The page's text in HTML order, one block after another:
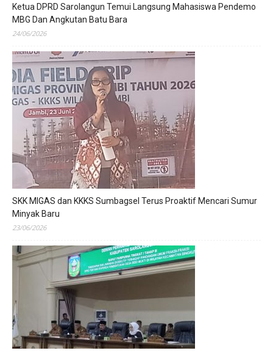
Ketua DPRD Sarolangun Temui Langsung Mahasiswa Pendemo
MBG Dan Angkutan Batu Bara
24/06/2026
SKK MIGAS dan KKKS Sumbagsel Terus Proaktif Mencari Sumur
Minyak Baru
23/06/2026